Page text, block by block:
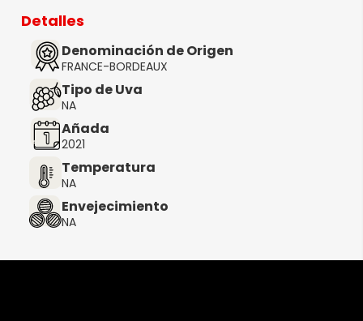
Detalles
Denominación de Origen
FRANCE-BORDEAUX
Tipo de Uva
NA
Añada
2021
Temperatura
NA
Envejecimiento
NA